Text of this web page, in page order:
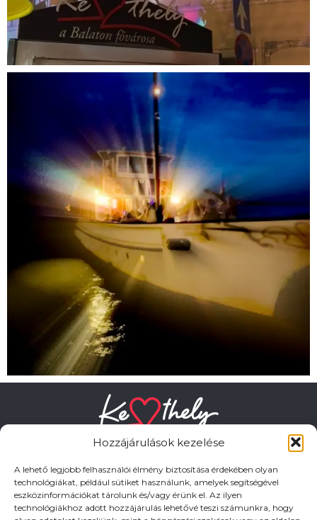
Hozzájárulások kezelése
A lehető legjobb felhasználói élmény biztosítása érdekében olyan
technológiákat, például sütiket használunk, amelyek segítségével
eszközinformációkat tárolunk és/vagy érünk el. Az ilyen
technológiákhoz adott hozzájárulás lehetővé teszi számunkra, hogy
HASZNOS LINKEK